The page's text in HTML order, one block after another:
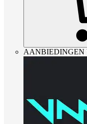
AANBIEDINGEN